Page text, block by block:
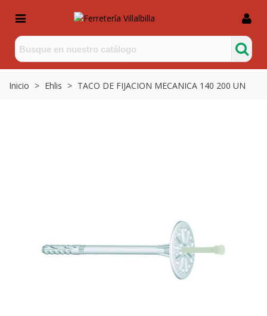
Inicio > Ehlis > TACO DE FIJACION MECANICA 140 200 UN